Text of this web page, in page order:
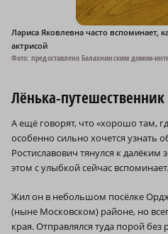
Лариса Яковлевна часто вспоминает,
актрисой
Фото: предоставлено Балахнинским домом-
Лёнька-путешественник
А ещё говорят, что «хорошо там,
особенно сильно хочется узнать
Ростиславович тянулся к далёким
этом с улыбкой сейчас вспоминает.
Жил он в небольшом посёлке
(ныне Московском) районе, но
края. Отправлялся туда порой